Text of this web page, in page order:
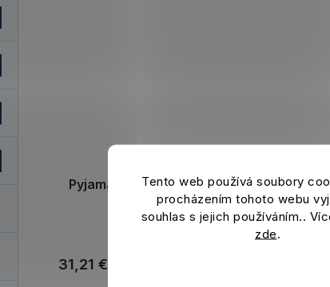
Tento web používá soubory
procházením tohoto webu
souhlas s jejich používáním..
zde.
Pyjama MANCHESTER CITY
Kurz Blue Marl
Auf Lager
31,21 €